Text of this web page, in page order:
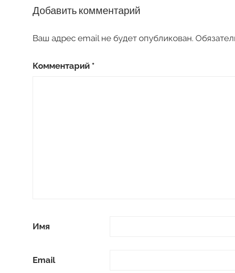
Добавить комментарий
Ваш адрес email не будет опубликован.
Комментарий *
Имя
Email